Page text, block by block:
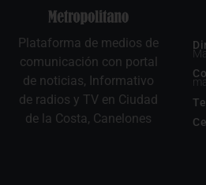
Plataforma de medios de
comunicación con portal
de noticias, Informativo
de radios y TV en Ciudad
de la Costa, Canelones